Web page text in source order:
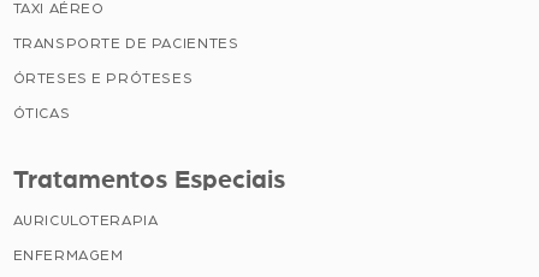
TAXI AÉREO
TRANSPORTE DE PACIENTES
ÓRTESES E PRÓTESES
ÓTICAS
Tratamentos Especiais
AURICULOTERAPIA
ENFERMAGEM